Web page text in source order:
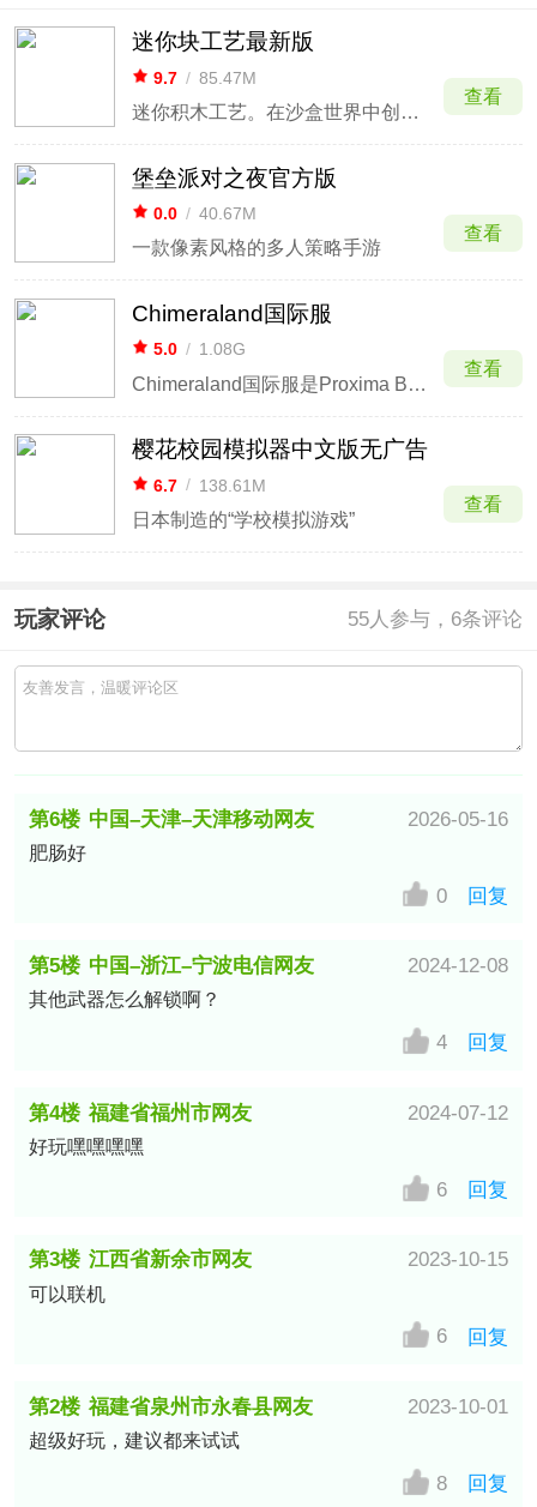
迷你块工艺最新版
9.7 / 85.47M
迷你积木工艺。在沙盒世界中创造和生存!
查看
堡垒派对之夜官方版
0.0 / 40.67M
一款像素风格的多人策略手游
查看
Chimeraland国际服
5.0 / 1.08G
Chimeraland国际服是Proxima Beta Pteltd开发打造的一款沙盒MMORPG手游。在游戏中总共4大洲超过90亿平方英尺的地图供你收集、狩猎、寻宝和建造家园，里面充满了各种史前生物和野兽，而你将在这里自由探索陆地、海洋、空气探索的星球，为玩家带来身临其境
查看
樱花校园模拟器中文版无广告
6.7 / 138.61M
日本制造的“学校模拟游戏”
查看
玩家评论 55人参与，6条评论
第6楼 中国–天津–天津移动网友 2026-05-16
肥肠好
0 回复
第5楼 中国–浙江–宁波电信网友 2024-12-08
其他武器怎么解锁啊？
4 回复
第4楼 福建省福州市网友 2024-07-12
好玩嘿嘿嘿嘿
6 回复
第3楼 江西省新余市网友 2023-10-15
可以联机
6 回复
第2楼 福建省泉州市永春县网友 2023-10-01
超级好玩，建议都来试试
8 回复